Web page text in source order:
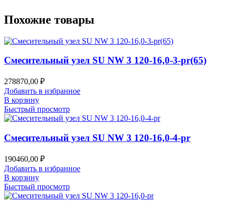
Похожие товары
Смесительный узел SU NW 3 120-16,0-3-pr(65)
278870,00 ₽
Добавить в избранное
В корзину
Быстрый просмотр
Смесительный узел SU NW 3 120-16,0-4-pr
190460,00 ₽
Добавить в избранное
В корзину
Быстрый просмотр